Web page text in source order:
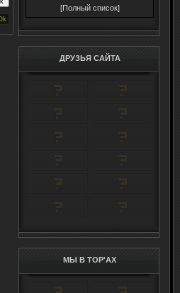
[Полный список]
ДРУЗЬЯ САЙТА
МЫ В TOP'AX